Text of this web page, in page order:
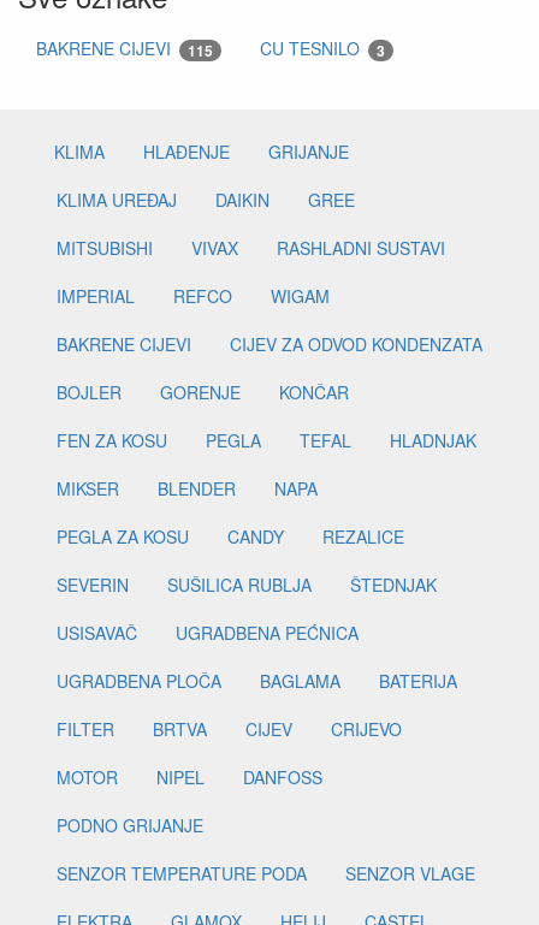
BAKRENE CIJEVI 115 CU TESNILO 3
KLIMA HLAĐENJE
GRIJANJE
KLIMA UREĐAJ
DAIKIN
GREE
MITSUBISHI
VIVAX
RASHLADNI SUSTAVI
IMPERIAL
REFCO
WIGAM
BAKRENE CIJEVI
CIJEV ZA ODVOD KONDENZATA
BOJLER
GORENJE
KONČAR
FEN ZA KOSU
PEGLA TEFAL
HLADNJAK
MIKSER
BLENDER
NAPA
PEGLA ZA KOSU
CANDY
REZALICE
SEVERIN
SUŠILICA RUBLJA
ŠTEDNJAK
USISAVAČ
UGRADBENA PEĆNICA
UGRADBENA PLOČA
BAGLAMA
BATERIJA
FILTER
BRTVA CIJEV
CRIJEVO
MOTOR
NIPEL
DANFOSS
PODNO GRIJANJE
SENZOR TEMPERATURE PODA
SENZOR VLAGE